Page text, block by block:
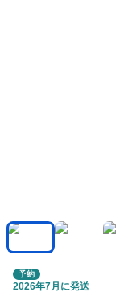
予約
2026年7月に発送